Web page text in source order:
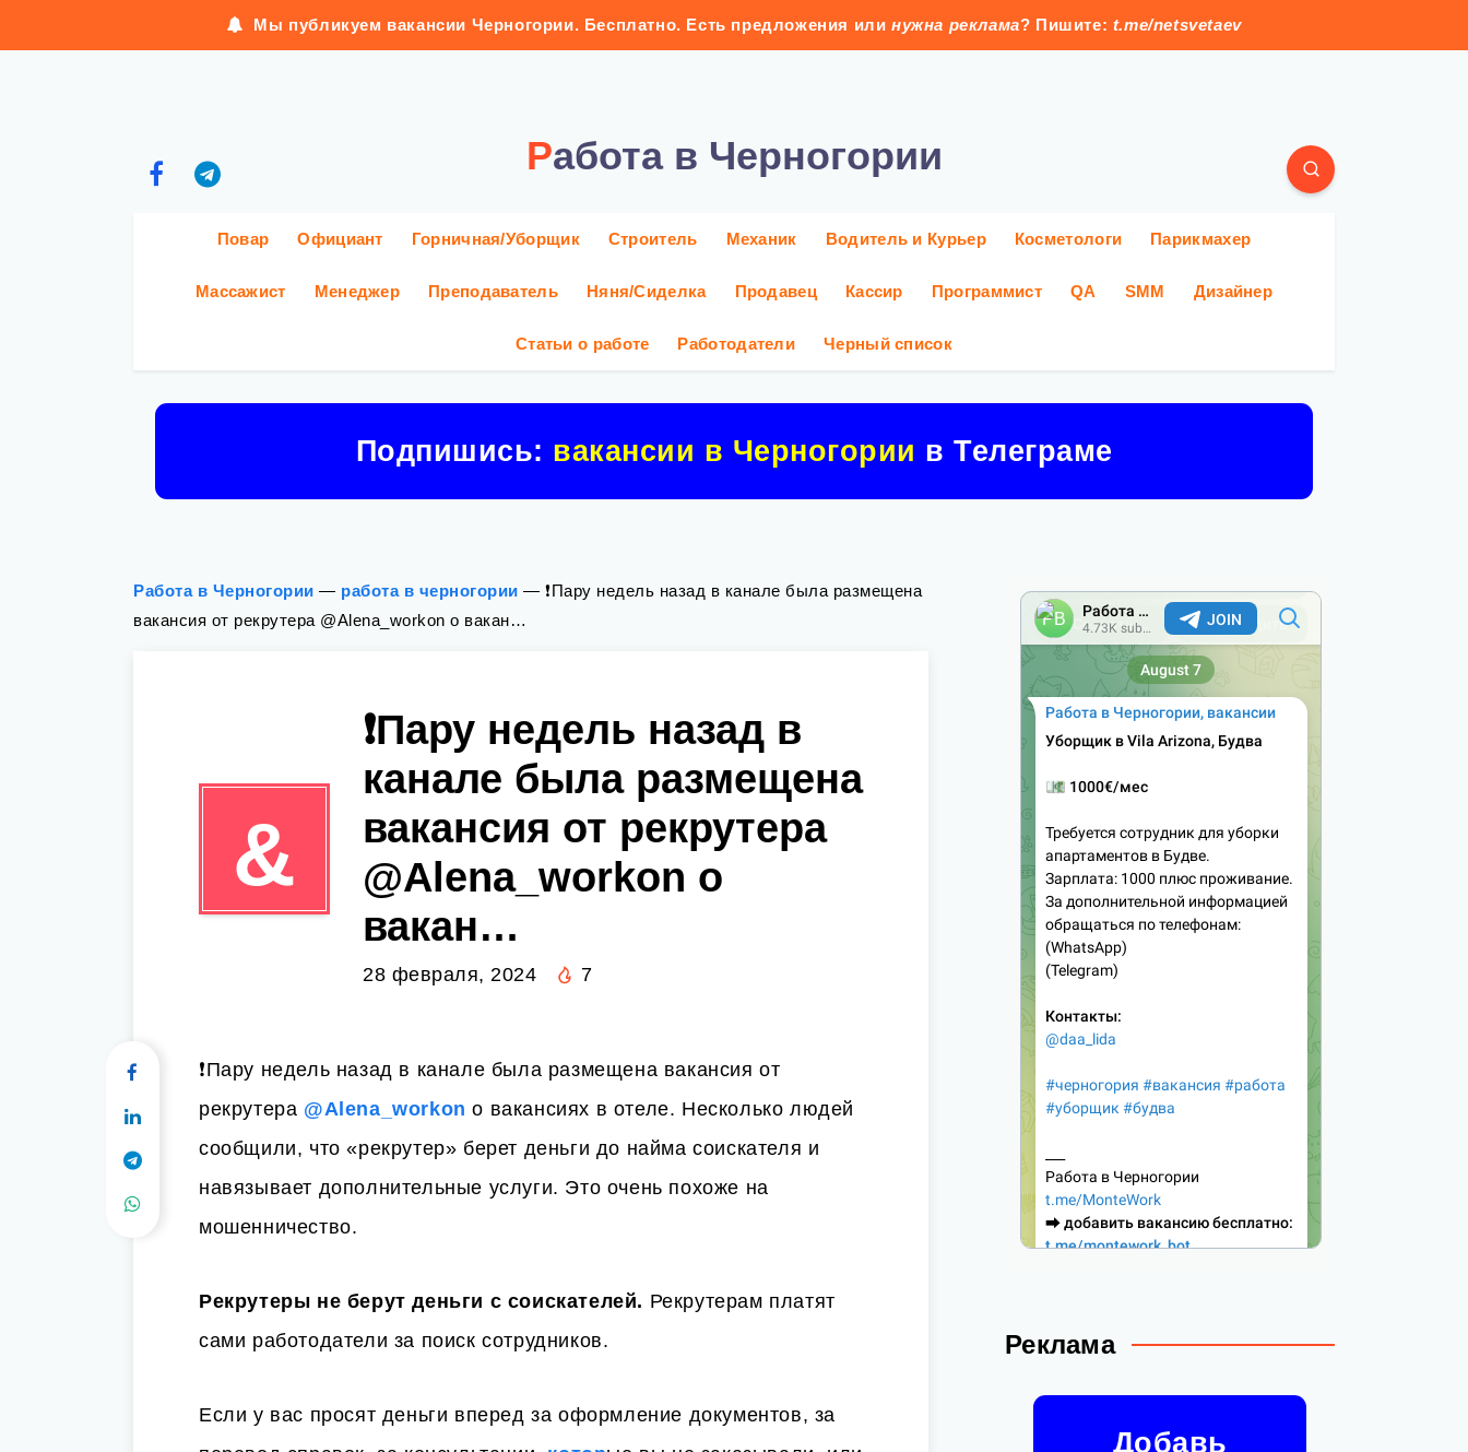
Мы публикуем вакансии Черногории. Бесплатно. Есть предложения или нужна реклама? Пишите: t.me/netsvetaev
Работа в Черногории
Повар Официант Горничная/Уборщик Строитель Механик Водитель и Курьер Косметологи Парикмахер
Массажист Менеджер Преподаватель Няня/Сиделка Продавец Кассир Программист QA SMM Дизайнер
Статьи о работе Работодатели Черный список
Подпишись: вакансии в Черногории в Телеграме
Работа в Черногории — работа в черногории — ❗️Пару недель назад в канале была размещена
вакансия от рекрутера @Alena_workon о вакан…
&
❗️Пару недель назад в
канале была размещена
вакансия от рекрутера
@Alena_workon о
вакан…
28 февраля, 2024 7
❗️Пару недель назад в канале была размещена вакансия от
рекрутера @Alena_workon о вакансиях в отеле. Несколько людей
сообщили, что «рекрутер» берет деньги до найма соискателя и
навязывает дополнительные услуги. Это очень похоже на
мошенничество.
Рекрутеры не берут деньги с соискателей. Рекрутерам платят
сами работодатели за поиск сотрудников.
Если у вас просят деньги вперед за оформление документов, за
Реклама
Добавь